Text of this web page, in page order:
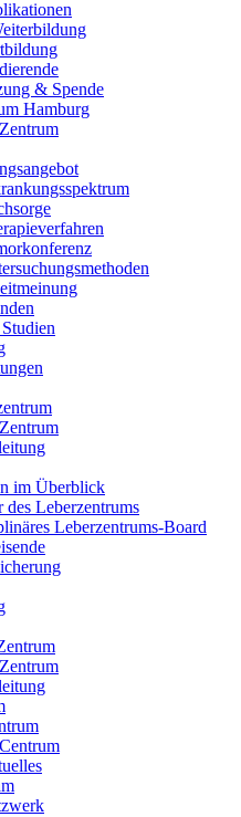
& Spende
Hamburg
im Überblick
Leberzentrums
Leberzentrums-Board